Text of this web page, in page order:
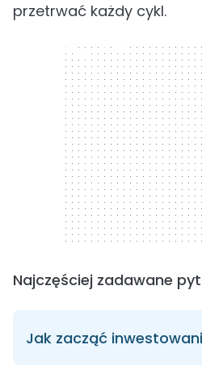
przetrwać każdy cykl.
300 x 250
Najczęściej zadawane
Jak zacząć